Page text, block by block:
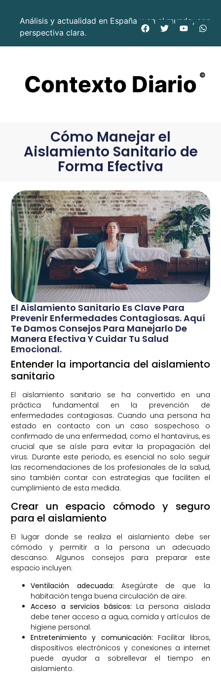
Análisis y actualidad en España y en el mundo, con
perspectiva clara.
Contexto Diario ©
Cómo Manejar el
Aislamiento Sanitario de
Forma Efectiva
El Aislamiento Sanitario Es Clave Para
Prevenir Enfermedades Contagiosas. Aquí
Te Damos Consejos Para Manejarlo De
Manera Efectiva Y Cuidar Tu Salud
Emocional.
Entender la importancia del aislamiento
sanitario
El aislamiento sanitario se ha convertido en una
práctica fundamental en la prevención de
enfermedades contagiosas. Cuando una persona ha
estado en contacto con un caso sospechoso o
confirmado de una enfermedad, como el hantavirus, es
crucial que se aísle para evitar la propagación del
virus. Durante este periodo, es esencial no solo seguir
las recomendaciones de los profesionales de la salud,
sino también contar con estrategias que faciliten el
cumplimiento de esta medida.
Crear un espacio cómodo y seguro
para el aislamiento
El lugar donde se realiza el aislamiento debe ser
cómodo y permitir a la persona un adecuado
descanso. Algunos consejos para preparar este
espacio incluyen:
Ventilación adecuada: Asegúrate de que la
habitación tenga buena circulación de aire.
Acceso a servicios básicos: La persona aislada
debe tener acceso a agua, comida y artículos de
higiene personal.
Entretenimiento y comunicación: Facilitar libros,
dispositivos electrónicos y conexiones a internet
puede ayudar a sobrellevar el tiempo en
aislamiento.